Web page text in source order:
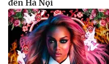
đến Hà Nội